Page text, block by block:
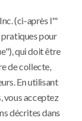
(ci-après l'"
pratiques pour
qui doit être
de collecte,
En utilisant
vous acceptez
décrites dans